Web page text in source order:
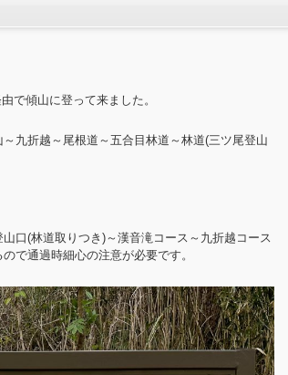
で傾山に登って来ました。
九折越～尾根道～五合目林道～林道(三ツ尾登山
口(林道取りつき)～漢音滝コース～九折越コース
で通過時細心の注意が必要です。